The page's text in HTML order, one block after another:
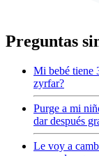
Preguntas
Mi bebé tiene
zyrfar?
Purge a mi
dar después
Le voy a